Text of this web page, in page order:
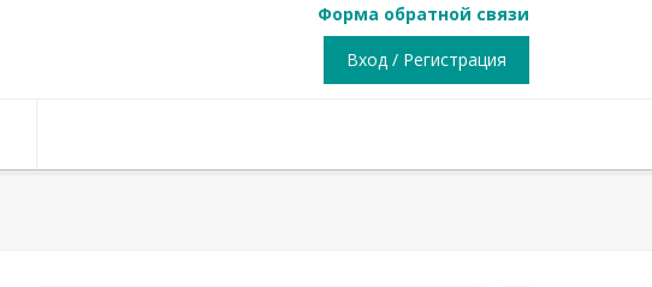
Форма обратной связи
Вход / Регистрация